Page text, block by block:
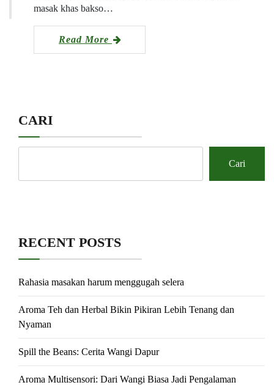
masak khas bakso…
Read More
CARI
Cari
RECENT POSTS
Rahasia masakan harum menggugah selera
Aroma Teh dan Herbal Bikin Pikiran Lebih Tenang dan
Nyaman
Spill the Beans: Cerita Wangi Dapur
Aroma Multisensori: Dari Wangi Biasa Jadi Pengalaman